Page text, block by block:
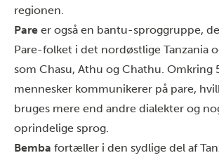
regionen.
Pare er også en bantu-sproggruppe,
Pare-folket i det nordøstlige Tanzania
som Chasu, Athu og Chathu. Omkring
mennesker kommunikerer på pare,
bruges mere end andre dialekter og
oprindelige sprog.
Bemba fortæller i den sydlige del af